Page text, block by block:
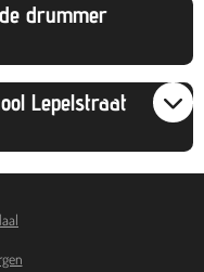
drummer
Lepelstraat